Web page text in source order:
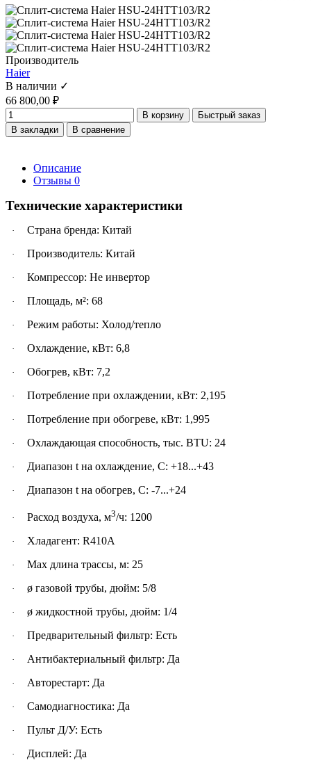
Производитель
Haier
В наличии ✓
66 800,00 ₽
В корзину
Быстрый заказ
В закладки
В сравнение
Описание
Отзывы 0
Технические характеристики
· Страна бренда: Китай
· Производитель: Китай
· Компрессор: Не инвертор
· Площадь, м²: 68
· Режим работы: Холод/тепло
· Охлаждение, кВт: 6,8
· Обогрев, кВт: 7,2
· Потребление при охлаждении, кВт: 2,195
· Потребление при обогреве, кВт: 1,995
· Охлаждающая способность, тыс. BTU: 24
· Диапазон t на охлаждение, С: +18...+43
· Диапазон t на обогрев, С: -7...+24
· Расход воздуха, м3/ч: 1200
· Хладагент: R410A
· Max длина трассы, м: 25
· ø газовой трубы, дюйм: 5/8
· ø жидкостной трубы, дюйм: 1/4
· Предварительный фильтр: Есть
· Антибактериальный фильтр: Да
· Авторестарт: Да
· Самодиагностика: Да
· Пульт Д/У: Есть
· Дисплей: Да